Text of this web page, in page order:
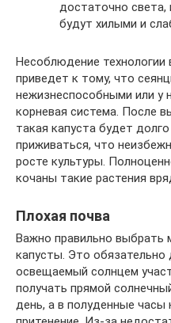
достаточно света,
будут хилыми и
Несоблюдение
приведет к тому, что
нежизнеспособными или у
корневая система. После
такая капуста будет
приживаться, что
росте культуры.
кочаны такие растения
Плохая почва
Важно правильно выбрать
капусты. Это
освещаемый солнцем
получать прямой
день, а в полуденные часы